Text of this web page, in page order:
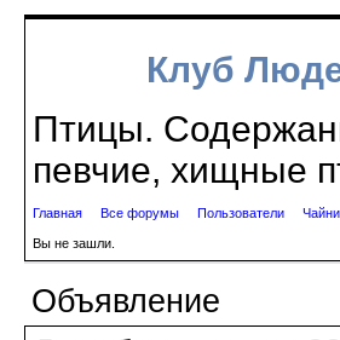
Клуб
Птицы.
певчие, хищные
Главная Все форумы Пользователи
Вы не зашли.
Объявление